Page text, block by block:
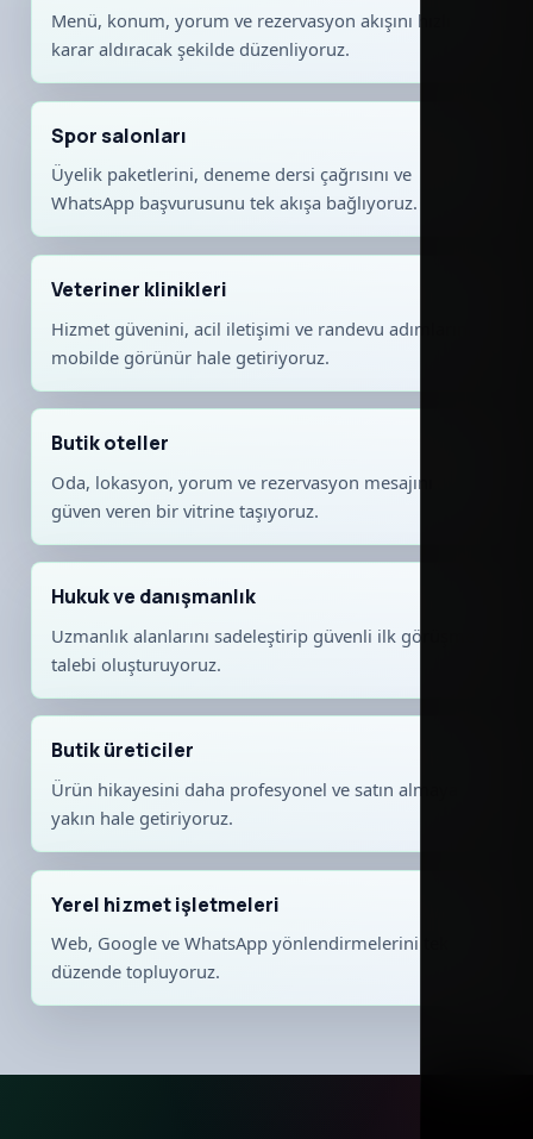
Menü, konum, yorum ve rezervasyon akışını hızlı
karar aldıracak şekilde düzenliyoruz.
Spor salonları
Üyelik paketlerini, deneme dersi çağrısını ve
WhatsApp başvurusunu tek akışa bağlıyoruz.
Veteriner klinikleri
Hizmet güvenini, acil iletişimi ve randevu adımlarını
mobilde görünür hale getiriyoruz.
Butik oteller
Oda, lokasyon, yorum ve rezervasyon mesajını
güven veren bir vitrine taşıyoruz.
Hukuk ve danışmanlık
Uzmanlık alanlarını sadeleştirip güvenli ilk görüşme
talebi oluşturuyoruz.
Butik üreticiler
Ürün hikayesini daha profesyonel ve satın almaya
yakın hale getiriyoruz.
Yerel hizmet işletmeleri
Web, Google ve WhatsApp yönlendirmelerini tek
düzende topluyoruz.